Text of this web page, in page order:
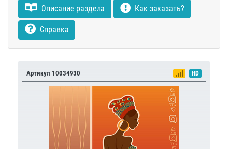
Описание раздела Как заказать?
Справка
Артикул 10034930 HD